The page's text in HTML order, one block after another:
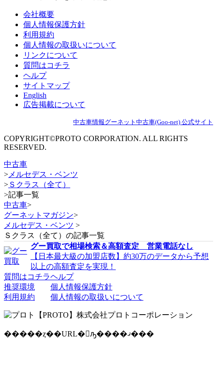
会社概要
個人情報保護方針
利用規約
個人情報の取扱いについて
リンクについて
質問はコチラ
ヘルプ
サイトマップ
English
広告掲載について
中古車情報グーネット中古車(Goo-net) 公式サイト
COPYRIGHT©PROTO CORPORATION. ALL RIGHTS
RESERVED.
中古車
> メルセデス・ベンツ
> Ｓクラス（全て）
>記事一覧
中古車>
グーネットマガジン>
メルセデス・ベンツ >
Ｓクラス（全て）の記事一覧
グー買取で相場検索＆高額査定 営業電話なし
【日本最大級の加盟店数】約30万のデータから予想
以上の高額査定を実現！
質問はコチラヘルプ
推奨環境
個人情報保護方針
利用規約
個人情報の取扱いについて
�����ȥ��URL�򥳥ԡ����ޤ���